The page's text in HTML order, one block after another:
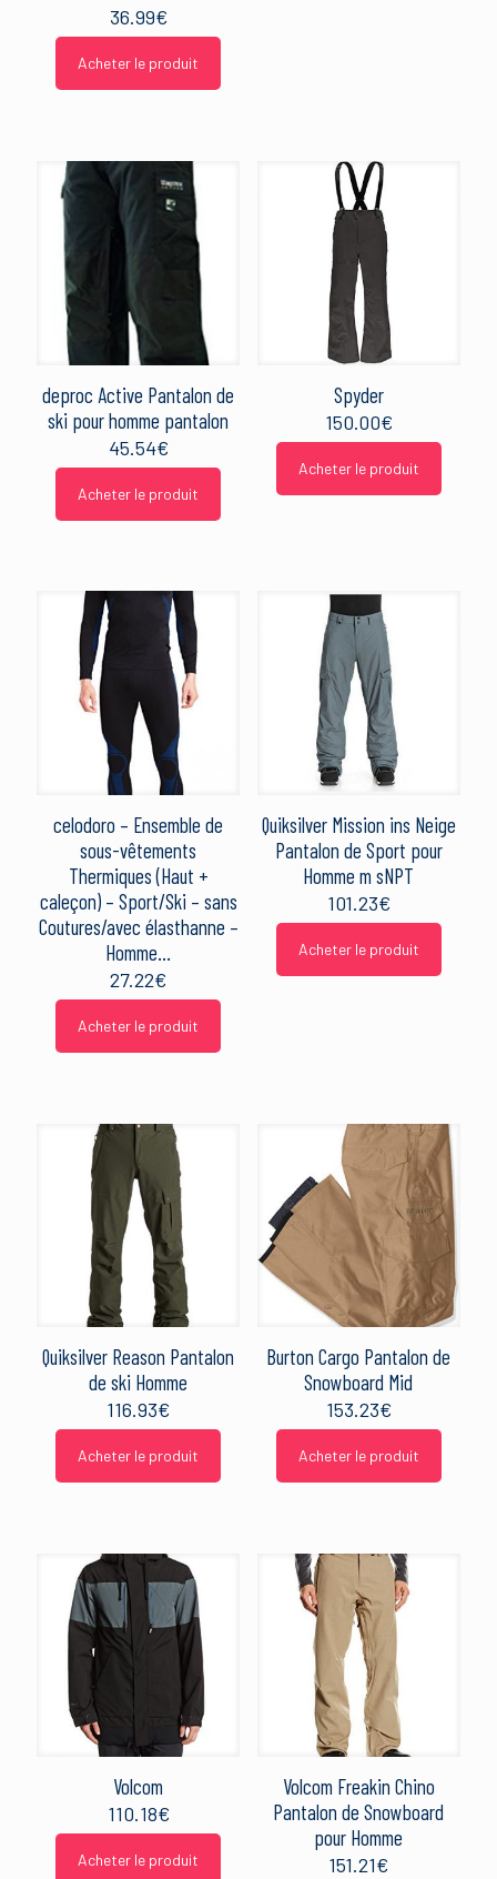
36.99€
Acheter le produit
deproc Active Pantalon de
ski pour homme pantalon
45.54€
Acheter le produit
Spyder
150.00€
Acheter le produit
celodoro – Ensemble de
sous-vêtements
Thermiques (Haut +
caleçon) – Sport/Ski – sans
Coutures/avec élasthanne –
Homme…
27.22€
Acheter le produit
Quiksilver Mission ins Neige
Pantalon de Sport pour
Homme m sNPT
101.23€
Acheter le produit
Quiksilver Reason Pantalon
de ski Homme
116.93€
Acheter le produit
Burton Cargo Pantalon de
Snowboard Mid
153.23€
Acheter le produit
Volcom
110.18€
Acheter le produit
Volcom Freakin Chino
Pantalon de Snowboard
pour Homme
151.21€